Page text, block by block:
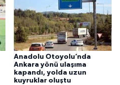
Anadolu Otoyolu’nda
Ankara yönü ulaşıma
kapandı, yolda uzun
kuyruklar oluştu